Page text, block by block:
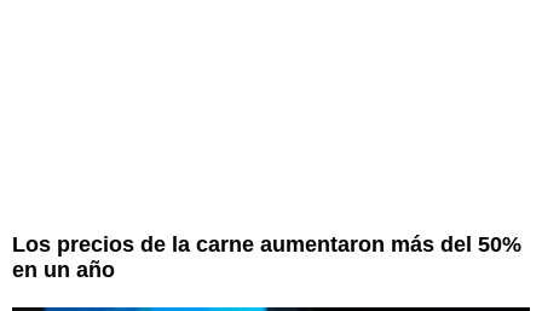
Los precios de la carne aumentaron más del 50%
en un año